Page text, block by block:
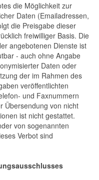
die Möglichkeit zur
Daten (Emailadressen,
die Preisgabe dieser
freiwilliger Basis. Die
angebotenen Dienste ist
- auch ohne Angabe
Daten oder
der im Rahmen des
veröffentlichten
und Faxnummern
Übersendung von nicht
ist nicht gestattet.
von sogenannten
Verbot sind